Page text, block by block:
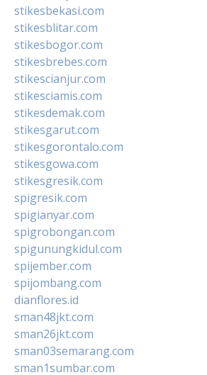
stikesbekasi.com
stikesblitar.com
stikesbogor.com
stikesbrebes.com
stikescianjur.com
stikesciamis.com
stikesdemak.com
stikesgarut.com
stikesgorontalo.com
stikesgowa.com
stikesgresik.com
spigresik.com
spigianyar.com
spigrobongan.com
spigunungkidul.com
spijember.com
spijombang.com
dianflores.id
sman48jkt.com
sman26jkt.com
sman03semarang.com
sman1sumbar.com